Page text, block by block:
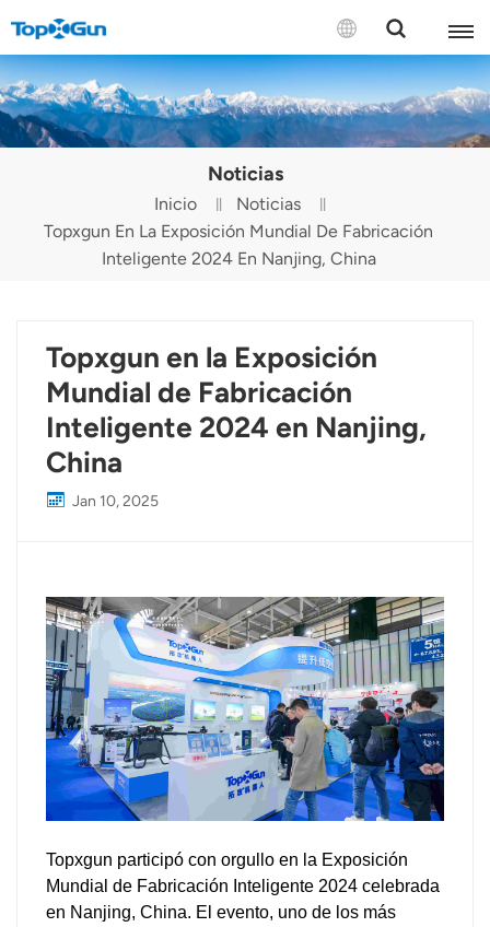
CONTÁCTENOS
English
Español
Русский
Türkçe
Tiếng Việt
Noticias
Inicio
Noticias
Topxgun En La Exposición Mundial De Fabricación
Inteligente 2024 En Nanjing, China
Topxgun en la Exposición
Mundial de Fabricación
Inteligente 2024 en Nanjing,
China
Jan 10, 2025
Topxgun participó con orgullo en la Exposición
Mundial de Fabricación Inteligente 2024 celebrada
en Nanjing, China. El evento, uno de los más